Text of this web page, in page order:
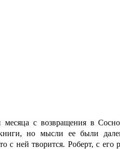
с возвращения в
книги, но мысли ее были
с ней творится. Роберт, с